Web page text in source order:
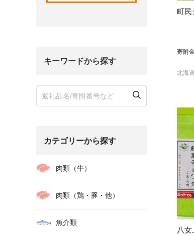
九十九里町
神奈川県 横浜
氷見
町民
寄附
北海
八女
キーワードから探す
カテゴリーから探す
肉類（牛）
肉類（鶏・豚・他）
魚介類